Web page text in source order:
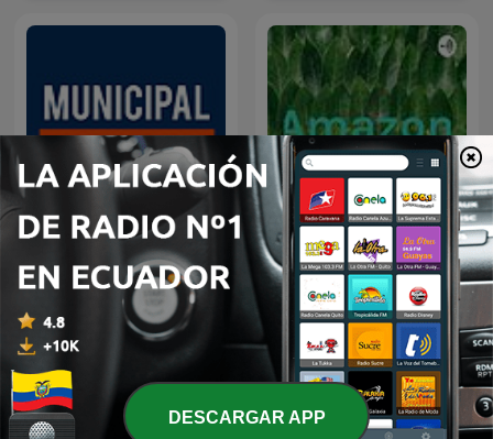
Municipal Equation
Podcast
Amazon
DESCARGAR APP